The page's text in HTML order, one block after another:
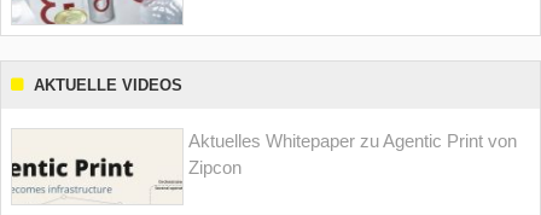
AKTUELLE VIDEOS
Aktuelles Whitepaper zu Agentic Print von
Zipcon